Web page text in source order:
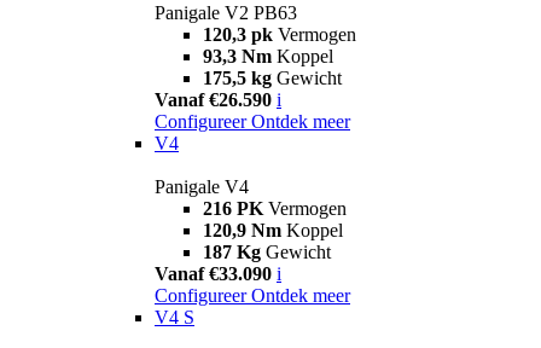
Panigale V2 PB63
120,3 pk Vermogen
93,3 Nm Koppel
175,5 kg Gewicht
Vanaf €26.590 i
Configureer Ontdek meer
V4
Panigale V4
216 PK Vermogen
120,9 Nm Koppel
187 Kg Gewicht
Vanaf €33.090 i
Configureer Ontdek meer
V4 S